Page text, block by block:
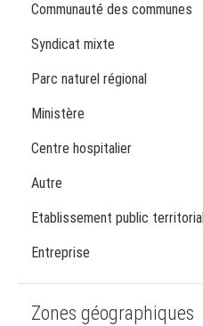
Communauté des communes
Syndicat mixte
Parc naturel régional
Ministère
Centre hospitalier
Autre
Etablissement public territorial
Entreprise
Zones géographiques